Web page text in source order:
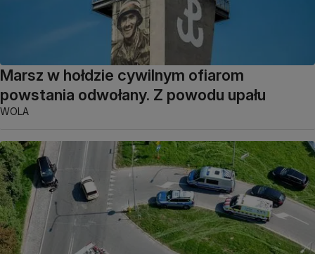
Marsz w hołdzie cywilnym ofiarom
powstania odwołany. Z powodu upału
WOLA